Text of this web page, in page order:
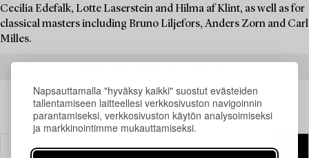
Napsauttamalla "hyväksy kaikki" suostut evästeiden
tallentamiseen laitteellesi verkkosivuston navigoinnin
parantamiseksi, verkkosivuston käytön analysoimiseksi
ja markkinointimme mukauttamiseksi.
Cecilia Edefalk, Lotte Laserstein and Hilma af Klint, as well as for
classical masters including Bruno Liljefors, Anders Zorn and Carl
Milles.